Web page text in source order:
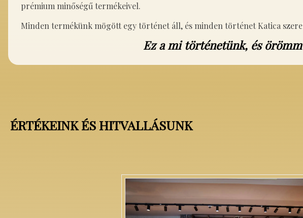
prémium minőségű termékeivel.
Minden termékünk mögött egy történet áll, és minden történet Katica
Ez a mi történetünk, és
ÉRTÉKEINK ÉS HITVALLÁSUNK